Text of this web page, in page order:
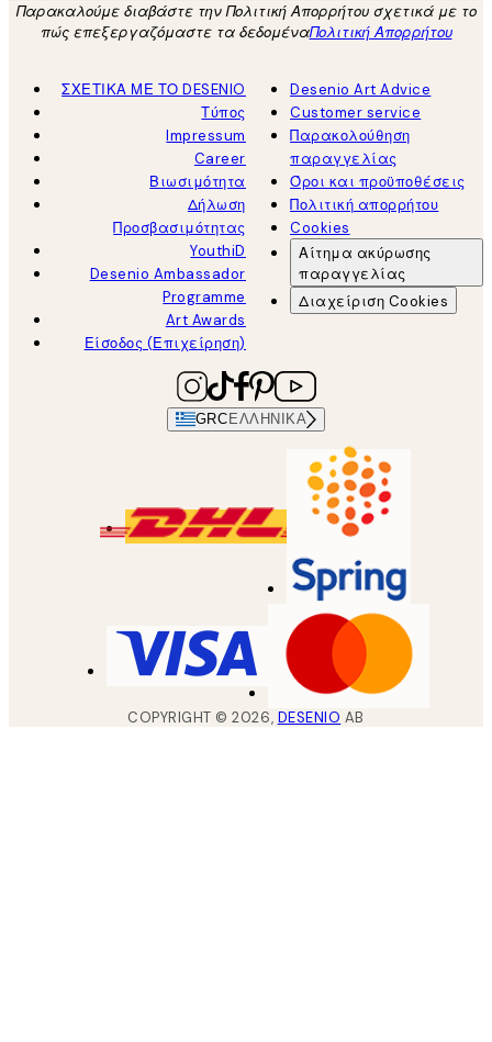
Παρακαλούμε διαβάστε την Πολιτική Απορρήτου σχετικά με το
πώς επεξεργαζόμαστε τα δεδομέναΠολιτική Απορρήτου
ΣΧΕΤΙΚΑ ΜΕ ΤΟ DESENIO
Τύπος
Impressum
Career
Βιωσιμότητα
Δήλωση
Προσβασιμότητας
YouthiD
Desenio Ambassador
Programme
Art Awards
Είσοδος (Επιχείρηση)
Desenio Art Advice
Customer service
Παρακολούθηση
παραγγελίας
Όροι και προϋποθέσεις
Πολιτική απορρήτου
Cookies
Αίτημα ακύρωσης
παραγγελίας
Διαχείριση Cookies
GRC ΕΛΛΗΝΙΚΆ
COPYRIGHT ©2026, DESENIO AB